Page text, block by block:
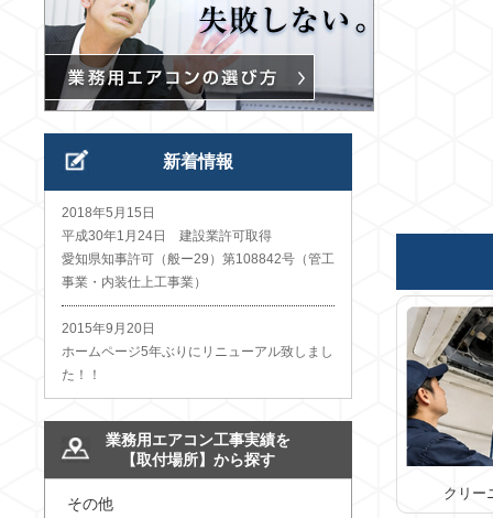
クリー
新着情報
2018年5月15日
平成30年1月24日 建設業許可取得
愛知県知事許可（般ー29）第108842号（管工
事業・内装仕上工事業）
2015年9月20日
ホームページ5年ぶりにリニューアル致しまし
た！！
業務用エアコン工事実績を
【取付場所】から探す
その他